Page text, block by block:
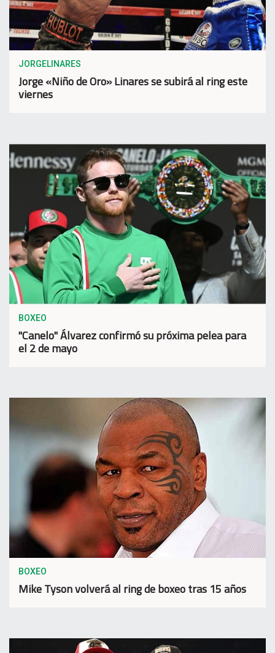
JORGELINARES
Jorge «Niño de Oro» Linares se subirá al ring este
viernes
BOXEO
"Canelo" Álvarez confirmó su próxima pelea para
el 2 de mayo
BOXEO
Mike Tyson volverá al ring de boxeo tras 15 años